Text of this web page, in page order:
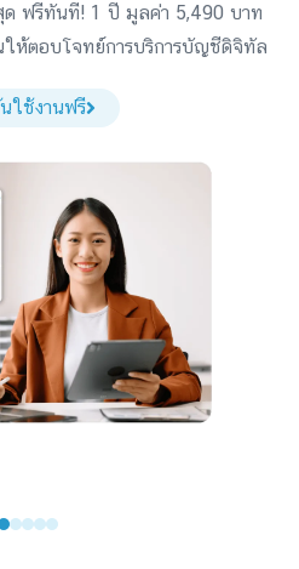
ฟรีทันที! 1 ปี มูลค่า 5,490 บาท
ห้ตอบโจทย์การบริการบัญชีดิจิทัล
ใช้งานฟรี